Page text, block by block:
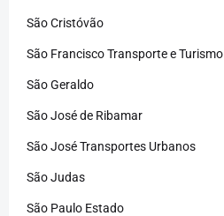
São Cristóvão
São Francisco Transporte e Turismo
São Geraldo
São José de Ribamar
São José Transportes Urbanos
São Judas
São Paulo Estado